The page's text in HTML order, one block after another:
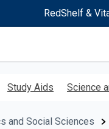
RedShelf &
Study Aids Science
and Social Sciences